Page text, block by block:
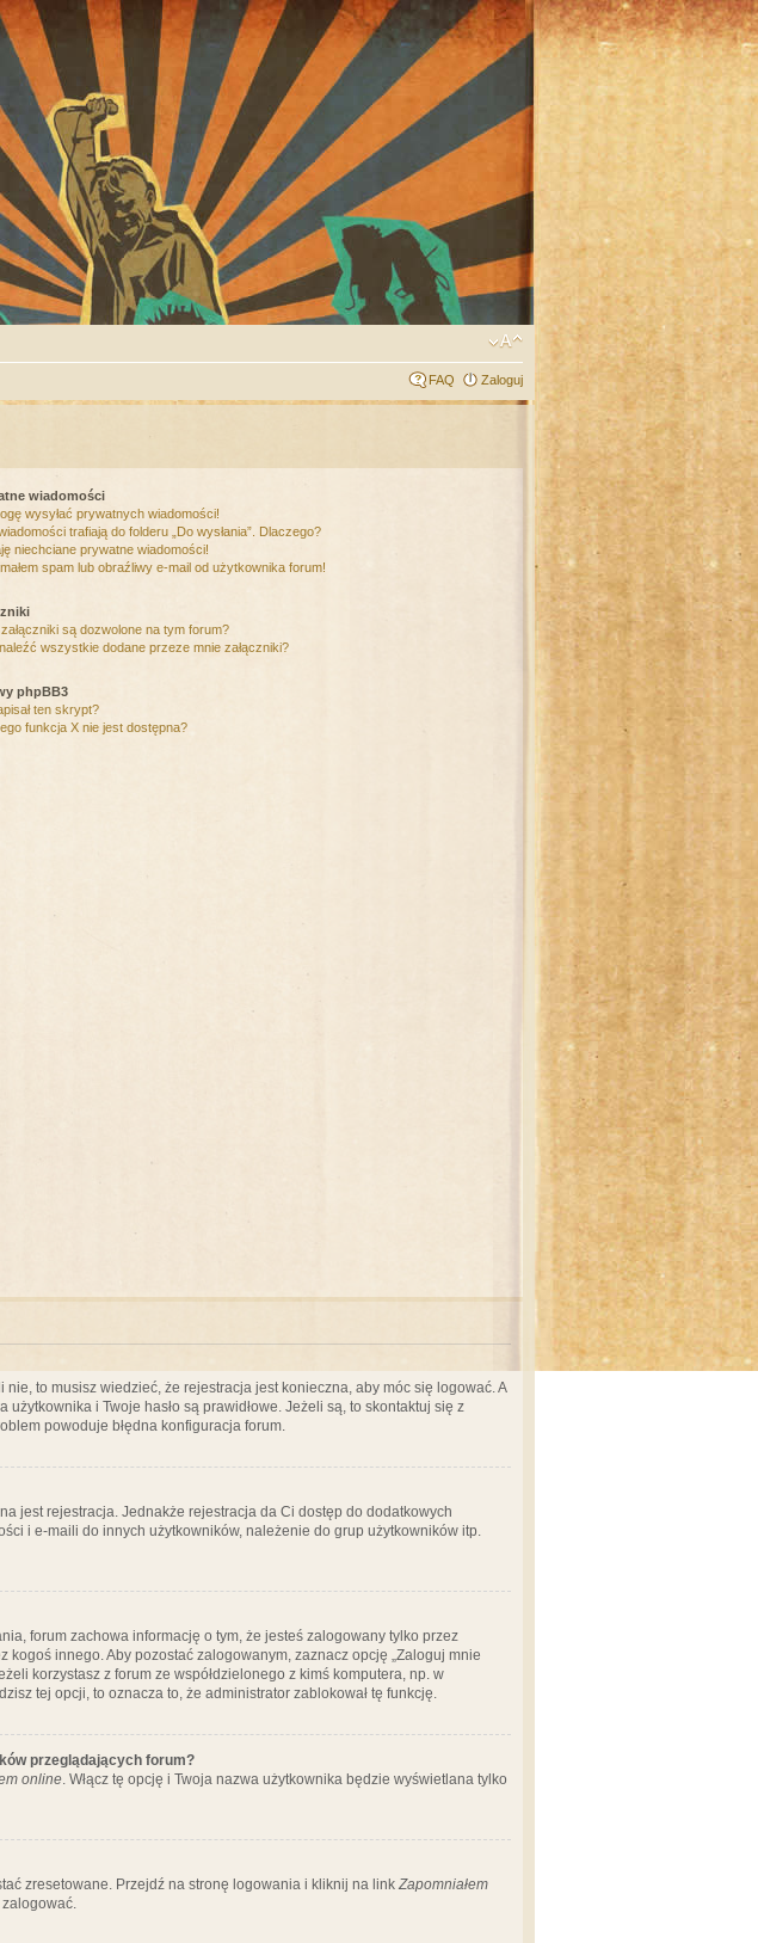
FAQ Zaloguj
wiadomości
wysyłać prywatnych wiadomości!
trafiają do folderu „Do wysłania”. Dlaczego?
niechciane prywatne wiadomości!
spam lub obraźliwy e-mail od użytkownika forum!
są dozwolone na tym forum?
wszystkie dodane przeze mnie załączniki?
phpBB3
ten skrypt?
funkcja X nie jest dostępna?
to musisz wiedzieć, że rejestracja jest konieczna, aby móc się logować. A
i Twoje hasło są prawidłowe. Jeżeli są, to skontaktuj się z
powoduje błędna konfiguracja forum.
jest rejestracja. Jednakże rejestracja da Ci dostęp do dodatkowych
i e-maili do innych użytkowników, należenie do grup użytkowników itp.
forum zachowa informację o tym, że jesteś zalogowany tylko przez
innego. Aby pozostać zalogowanym, zaznacz opcję „Zaloguj mnie
korzystasz z forum ze współdzielonego z kimś komputera, np. w
tej opcji, to oznacza to, że administrator zablokował tę funkcję.
przeglądających forum?
online. Włącz tę opcję i Twoja nazwa użytkownika będzie wyświetlana tylko
zresetowane. Przejdź na stronę logowania i kliknij na link Zapomniałem
zalogować.